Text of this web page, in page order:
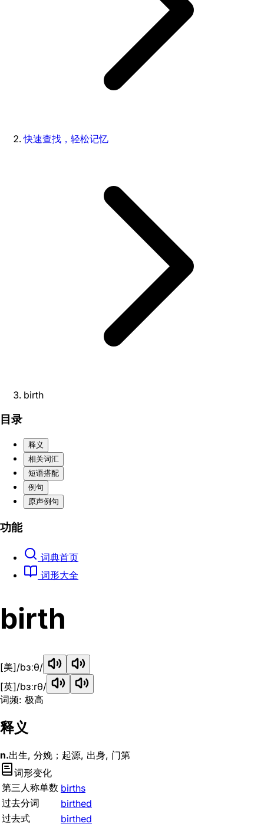
快速查找，轻松记忆
birth
目录
释义
相关词汇
短语搭配
例句
原声例句
功能
词典首页
词形大全
birth
[美]/bɜːθ/
[英]/bɜːrθ/
词频: 极高
释义
n.出生, 分娩；起源, 出身, 门第
词形变化
第三人称单数 births
过去分词
birthed
过去式
birthed